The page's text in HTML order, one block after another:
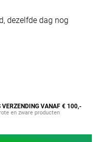
dezelfde dag nog
Zwart/Blauw
VERZENDING VANAF € 100,-
en zware producten